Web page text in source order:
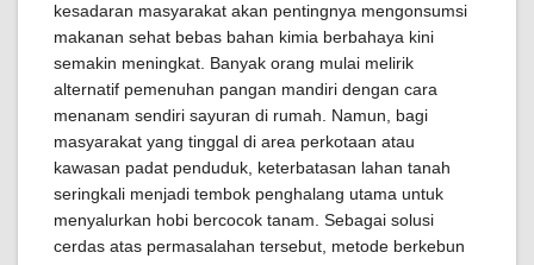
kesadaran masyarakat akan pentingnya mengonsumsi
makanan sehat bebas bahan kimia berbahaya kini
semakin meningkat. Banyak orang mulai melirik
alternatif pemenuhan pangan mandiri dengan cara
menanam sendiri sayuran di rumah. Namun, bagi
masyarakat yang tinggal di area perkotaan atau
kawasan padat penduduk, keterbatasan lahan tanah
seringkali menjadi tembok penghalang utama untuk
menyalurkan hobi bercocok tanam. Sebagai solusi
cerdas atas permasalahan tersebut, metode berkebun